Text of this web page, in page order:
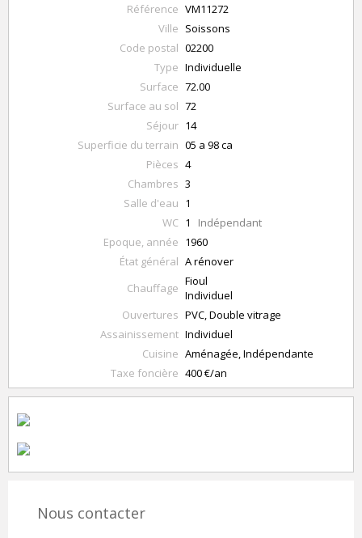
Référence VM11272
Ville Soissons
Code postal 02200
Type Individuelle
Surface 72.00
Surface au sol 72
Séjour 14
Superficie du terrain 05 a 98 ca
Pièces 4
Chambres 3
Salle d'eau 1
WC 1 Indépendant
Epoque, année 1960
État général A rénover
Chauffage Fioul
Individuel
Ouvertures PVC, Double vitrage
Assainissement Individuel
Cuisine Aménagée, Indépendante
Taxe foncière 400 €/an
Nous contacter